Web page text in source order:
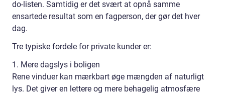
do-listen. Samtidig er det svært at opnå samme
ensartede resultat som en fagperson, der gør det hver
dag.
Tre typiske fordele for private kunder er:
1. Mere dagslys i boligen
Rene vinduer kan mærkbart øge mængden af naturligt
lys. Det giver en lettere og mere behagelig atmosfære